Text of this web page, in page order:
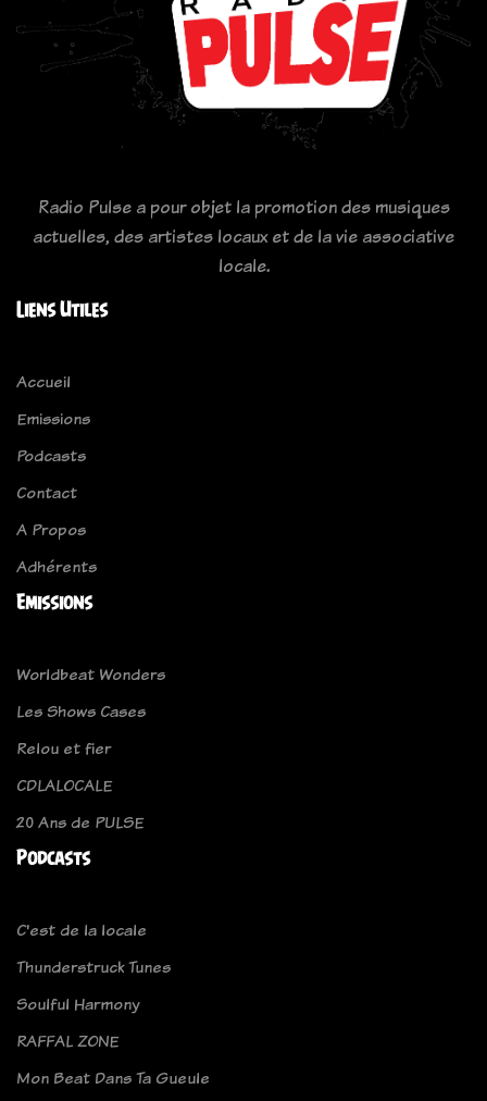
Radio Pulse a pour objet la promotion des musiques
actuelles, des artistes locaux et de la vie associative
locale.
Liens Utiles
Accueil
Emissions
Podcasts
Contact
A Propos
Adhérents
Emissions
Worldbeat Wonders
Les Shows Cases
Relou et fier
CDLALOCALE
20 Ans de PULSE
Podcasts
C'est de la locale
Thunderstruck Tunes
Soulful Harmony
RAFFAL ZONE
Mon Beat Dans Ta Gueule